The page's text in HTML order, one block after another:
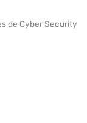
de Cyber Security